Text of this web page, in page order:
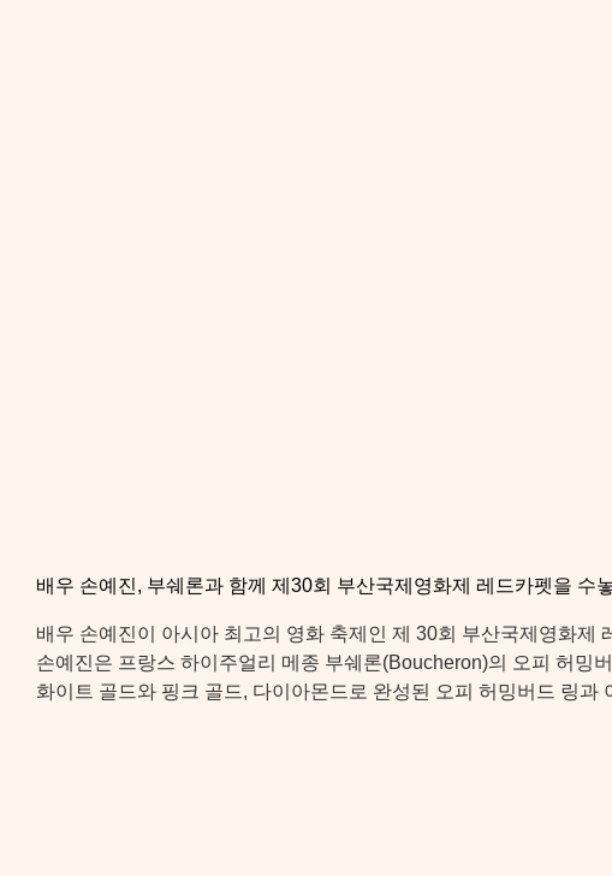
배우 손예진, 부쉐론과 함께 제30회 부산국제영화제 레드카펫을 수
배우 손예진이 아시아 최고의 영화 축제인 제 30회 부산국제영화
손예진은 프랑스 하이주얼리 메종 부쉐론(Boucheron)의 오피 허밍
화이트 골드와 핑크 골드, 다이아몬드로 완성된 오피 허밍버드 링과